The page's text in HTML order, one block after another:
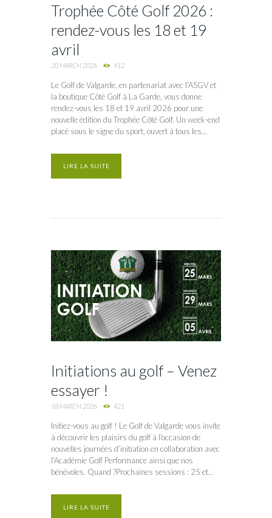
Trophée Côté Golf 2026 :
rendez-vous les 18 et 19
avril
20 MARCH 2026 912
Le Golf de Valgarde, en partenariat avec l’ASGV et
la boutique Côté Golf à La Garde, vous donne
rendez-vous les 18 et 19 avril 2026 pour une
nouvelle édition du Trophée Côté Golf. Un week-end
placé sous le signe du sport, ouvert à tous les...
LIRE LA SUITE
Initiations au golf – Venez
essayer !
18 MARCH 2026 421
Initiez-vous au golf ! Le Golf de Valgarde vous invite
à découvrir les plaisirs du golf à l’occasion de
nouvelles journées d’initiation en collaboration avec
l’Académie Golf Performance ainsi que nos
bénévoles. Quand ?Prochaines sessions : 25 et...
LIRE LA SUITE